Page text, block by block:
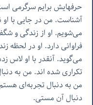
حرفهایش برایم سرگرمی
آشناست. من در جایی با
می‌شویم. او از زندگی و
فراوانی دارد. او در
می‌گوید. آنقدر با او لاس
تکراری شده اند. من به
من به دنبال تجربه‌ای
دنبال آن مستی.